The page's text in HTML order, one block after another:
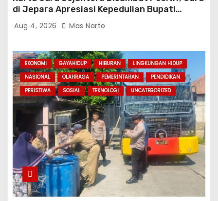
di Jepara Apresiasi Kepedulian Bupati
Witiarso Utomo
Aug 4, 2026 Mas Narto
EKONOMI GAYAHIDUP HIBURAN
LINGKUNGAN HIDUP
NASIONAL
OLAHRAGA PEMERINTAHAN
PENDIDIKAN
PERISTIWA
SOSIAL TEKNOLOGI UNCATEGORIZED